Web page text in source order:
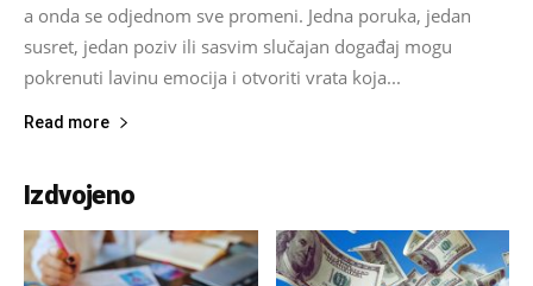
a onda se odjednom sve promeni. Jedna poruka, jedan
susret, jedan poziv ili sasvim slučajan događaj mogu
pokrenuti lavinu emocija i otvoriti vrata koja...
Read more
Izdvojeno